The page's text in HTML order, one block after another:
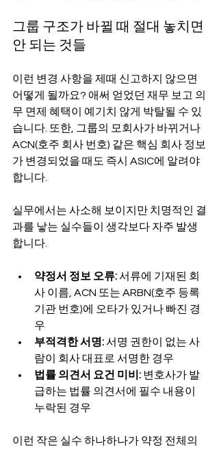
그룹 구조가 바뀔 때 절대 놓치면
안 되는 것들
이런 변경 사항을 제때 신고하지 않으면
어떻게 될까요? 애써 얻었던 재무 보고 의
무 면제 혜택이 예기치 않게 박탈될 수 있
습니다. 또한, 그룹의 모회사가 바뀌거나
ACN(호주 회사 번호) 같은 핵심 회사 정보
가 변경되었을 때도 즉시 ASIC에 알려야
합니다.
실무에서는 사소해 보이지만 치명적인 결
과를 낳는 실수들이 생각보다 자주 발생
합니다.
약정서 정보 오류: 서류에 기재된 회
사 이름, ACN 또는 ARBN(호주 등록
기관 번호)에 오타가 있거나 빠진 경
우
부적격한 서명: 서명 권한이 없는 사
람이 회사 대표로 서명한 경우
법률 의견서 요건 미비: 변호사가 발
급하는 법률 의견서에 필수 내용이
누락된 경우
이런 작은 실수 하나하나가 약정 전체의